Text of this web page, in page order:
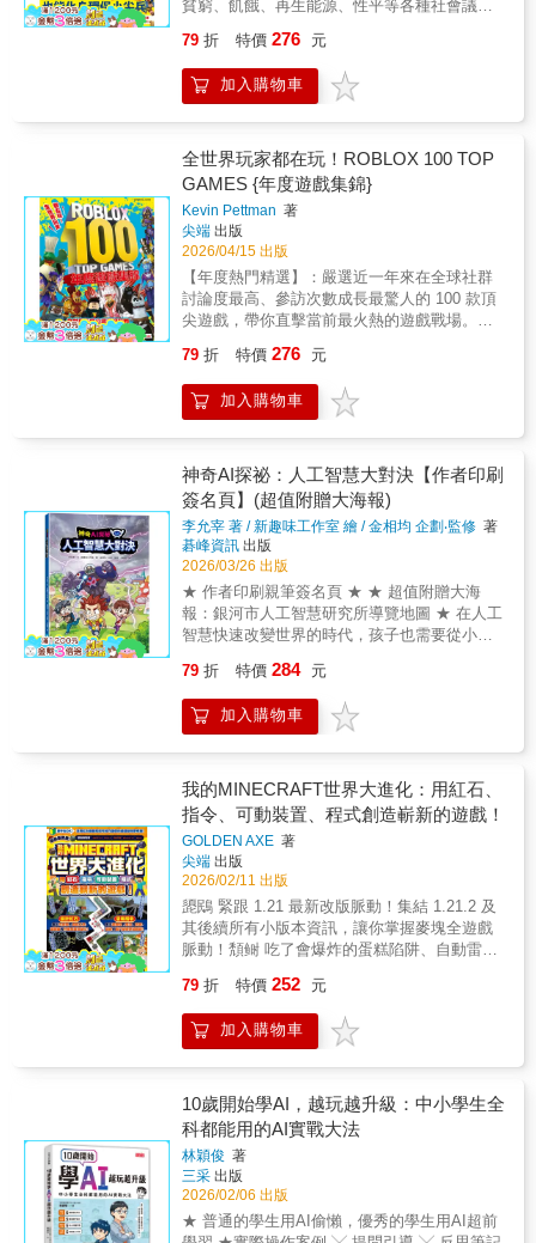
貧窮、飢餓、再生能源、性平等各種社會議
當前貧窮、飢餓、再生能源、性平等各種社會
議題，聯合國於 2015年底提出17項SDGs永續
發展目標，希望能解決各種問題，為全世界人
議題」之一。在《麥塊》中，市民們努力工
作，但你知道他們其實也需要休假？怎樣改善
不合理的勞動環境？透過本書，大家可以藉由
《Minecraft》的世界，來輕鬆理解各種原本艱
澀難懂的國際議題，變為具體的實踐方向與冒
險探索目標，還能了解所謂的SDGs永續發展目
標具體到底有哪些項目，以及這「17項核心目
標」目前的推進進度與面臨挑戰，還有這些目
標，怎樣影響我們的日常生活，對未來又會造
成怎樣的影響。本書重點．108課綱最佳教材：
等、就業勞動與永續能源等各種重大議題。．
自主學習提案：提供豐富內容，啟發學生進行
專案探討，讓學生能夠自主學習發展，學習
勢。．生活實踐觀點：將議題與《麥塊》世界
相連結，引導孩子們思考如何在日常生活中進
行實踐，為各種永續目標做出貢獻，共同打造
美好生活環境。．是開始而非結束：隨著SDGs
永續發展標將於2030年告終，作為新目標的
2030年後議程也即將展開。透過本書，讓學生
了解SDGs接下來展開的全新方向與目標。
79 折 特價 276 元
加入購物車
全世界玩家都在玩！ROBLOX 100 TOP
GAMES {年度遊戲集錦}
Kevin Pettman 著
尖端 出版
2026/04/15 出版
【年度熱門精選】：嚴選近一年來在全球社群
討論度最高、參訪次數成長最驚人的 100 款頂
尖遊戲，帶你直擊當前最火熱的遊戲戰場。
與全球數億玩家接軌，隨時都有聊不完的遊戲
話題！🎮 精彩內容簡介想知道「現在」全世界
的玩家都在瘋什麼嗎？翻開這本集結近一年精
無數創意誕生。為了不讓玩家迷失在茫茫遊戲
海中，本書特別針對近一年來的熱門趨勢，精
選出 100 款最具代表性、玩家參與度最高的遊
戲體驗。這不只是一本百科，更是你與全球玩
家交流的「必玩清單」！🌟 為什麼全世界玩家
現在都在瘋這些？與全球數十萬人即時連線：
走進近一年最熱門的角色扮演神作，如 [1]
BROOKHAVEN（布魯克海文），感受與全世
界 50 萬名玩家同時在線生活的社交魅力；或在
[81] ADOPT ME! 中，與全球同好交換最新推
錄參訪次數已突破 260 億次的 [91] 地獄之塔，
看看這款讓全世界玩家又愛又恨的「地獄級」
障礙賽，如何在今年依然穩坐排行榜寶座。體
[13] WASHIEZ（洗車服務） 到節奏飛快的
[35] ARSENAL（兵工廠），本書呈現了目前最
受全球創作者與玩家青睞的多元風格。收藏最
完整的遊戲履歷：每款遊戲皆詳列創作者與創
作背景，讓你在遊玩的同時，也能了解這些吸
引全世界目光的傑作是如何誕生的。這是一本
寫給所有走在潮流尖端玩家的「遊戲大百
科」。 無論你是剛加入的小新手，還是尋找新
界各地的朋友大聲分享：「這 100 款全世界玩
79 折 特價 276 元
加入購物車
神奇AI探祕：人工智慧大對決【作者印刷
簽名頁】(超值附贈大海報)
李允宰 著 / 新趣味工作室 繪 / 金相均 企劃‧監修 著
碁峰資訊 出版
2026/03/26 出版
★ 作者印刷親筆簽名頁 ★ ★ 超值附贈大海
報：銀河市人工智慧研究所導覽地圖 ★ 在人工
智慧快速改變世界的時代，孩子也需要從小認
得輕鬆又好懂 陪伴孩子在閱讀中開啟對科技與
未來世界的好奇與想像 ▍ 驚奇推薦 顏志豪｜
兒童文學作家 Tey｜「小學生都看什麼書」版
術的起點是人性。」 這是一部結合豐富知識、
生動插圖的AI科學的圖文故事， 帶你輕鬆認識
人工智慧的原理與應用， 一起探索、思考，開
啟屬於未來的全新世界！ 什麼是人工智慧？我
們該如何正確使用人工智慧？ 在這場由小男孩
「宇宙」與伙伴們展開的科學大冒險中，你將
找到所有答案！ 在銀河小學的「金老師科學
社」， 某一天，人工智慧機器人「機器玩偶」
突然來訪，它希望能和大家成為好朋友。 然
而，小男主角宇宙卻第一時間拒絕了它。 金老
立與爭吵， 未來可能真的會誕生攻擊人類的人
工智慧！」 就在此時，銀河市工智慧研究所的
壞蛋邪惡所長，也正偷偷策劃著危險的陰
來， 科學社團的三位小朋友將和金老師一起踏
上刺激又驚心動魄的科學冒險！ 你知道人工智
慧的原理是什麼嗎？ 你知道生活中有哪些看不
見卻一直陪伴你的AI嗎？ 你知道人類與人工智
慧，其實能成為互相合作的好夥伴嗎？ 也許孩
子不知道答案，其實很多大人也說不清楚！ 這
本書由韓國知名認知科學家金相均教授親自帶
79 折 特價 284 元
加入購物車
我的MINECRAFT世界大進化：用紅石、
指令、可動裝置、程式創造嶄新的遊戲！
GOLDEN AXE 著
尖端 出版
2026/02/11 出版
頾鴖 緊跟 1.21 最新改版脈動！集結 1.21.2 及
其後續所有小版本資訊，讓你掌握麥塊全遊戲
脈動！頽鲥 吃了會爆炸的蛋糕陷阱、自動雷電
關，現在就能成真！頽麀 玩遊戲也能學程式思
維？最強進化指南，讓你的創造力從此不再受
限！讓你的遊戲體驗迎來「世界大進化」！在
家跳脫傳統框架。本書的核心精神就是「世界
大進化」，我們不只要蓋得漂亮，更要讓整個
世界「動」起來！透過紅石迴路與指令方塊的
深度結合，你的地圖將進化成全自動化、具備
魔幻力量的進階領域。這不只是一本教學書，
更是一把開啟「進化」大門的鑰匙，讓你的麥
塊世界從此與眾不同！兩大核心章節，滿足各
79 折 特價 252 元
加入購物車
10歲開始學AI，越玩越升級：中小學生全
科都能用的AI實戰大法
林穎俊 著
三采 出版
2026/02/06 出版
★ 普通的學生用AI偷懶，優秀的學生用AI超前